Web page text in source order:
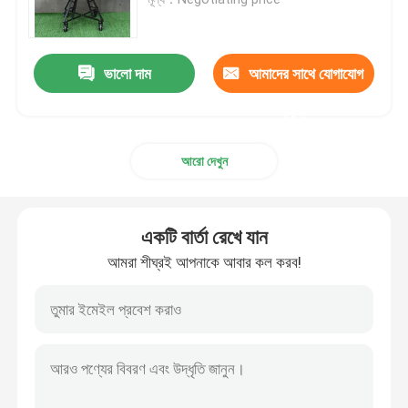
ভালো দাম আমাদের সাথে যোগাযোগ
আরো দেখুন
একটি বার্তা রেখে যান
আমরা শীঘ্রই আপনাকে আবার কল করব!